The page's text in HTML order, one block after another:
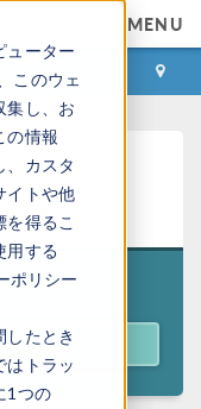
ューター
このウェ
集し、お
の情報
、カスタ
イトや他
得るこ
用する
ポリシー
したとき
はトラッ
1つの
MENU
お問い合わせ
CEST